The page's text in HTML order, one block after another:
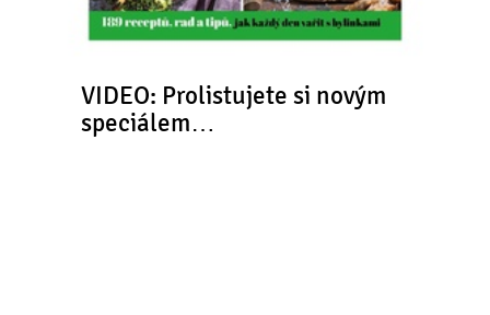
VIDEO: Prolistujete si novým
speciálem…